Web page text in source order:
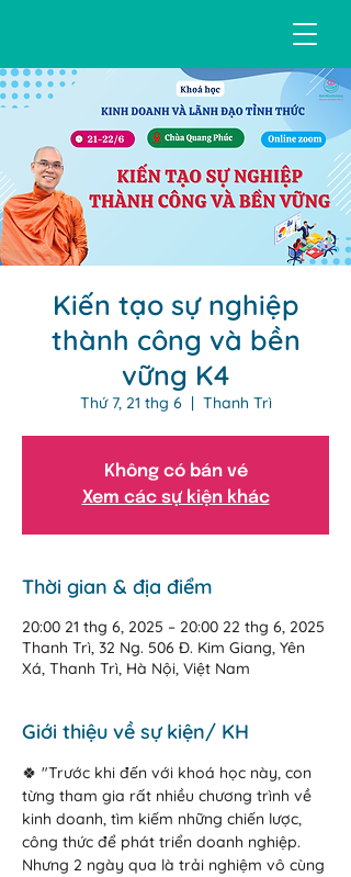
Kiến tạo sự nghiệp
thành công và bền
vững K4
Thứ 7, 21 thg 6
  |
Thanh Trì
Không có bán vé
Xem các sự kiện khác
Thời gian & địa điểm
20:00 21 thg 6, 2025 – 20:00 22 thg 6, 2025
Thanh Trì, 32 Ng. 506 Đ. Kim Giang, Yên
Xá, Thanh Trì, Hà Nội, Việt Nam
Giới thiệu về sự kiện/ KH
🍀 "Trước khi đến với khoá học này, con
từng tham gia rất nhiều chương trình về
kinh doanh, tìm kiếm những chiến lược,
công thức để phát triển doanh nghiệp.
Nhưng 2 ngày qua là trải nghiệm vô cùng